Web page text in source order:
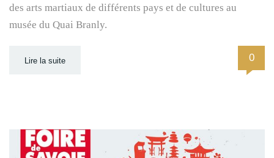
des arts martiaux de différents pays et de cultures au
musée du Quai Branly.
Lire la suite 0